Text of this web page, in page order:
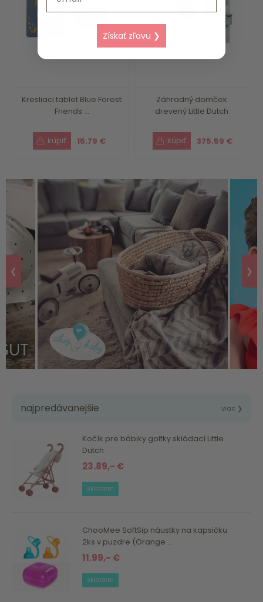
Kresliaci tablet Blue Forest
Friends ...
15.79 €
Záhradný domček
drevený Little Dutch
375.59 €
❮ ❯
najpredávanejšie viac ❯
Kočík pre bábiky golfky skládací Little
Dutch
23.89,- €
skladom
ChooMee SoftSip náustky na kapsičku
2ks v puzdre (Orange ...
11.99,- €
skladom
Získať zľavu ❯